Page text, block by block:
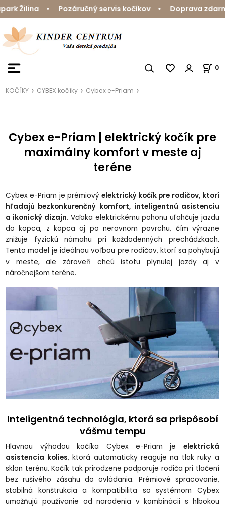
Žilina • Pozáručný servis kočíkov • Doprava
0
KOČÍKY CYBEX kočíky Cybex e-Priam
Cybex e-Priam | elektrický kočík pre
maximálny komfort v meste aj
teréne
Cybex e-Priam je prémiový elektrický kočík pre rodičov, ktorí
hľadajú bezkonkurenčný komfort, inteligentnú asistenciu
a ikonický dizajn. Vďaka elektrickému pohonu uľahčuje jazdu
do kopca, z kopca aj po nerovnom povrchu, čím výrazne
znižuje fyzickú námahu pri každodenných prechádzkach.
Tento model je ideálnou voľbou pre rodičov, ktorí sa pohybujú
v meste, ale zároveň chcú istotu plynulej jazdy aj v
náročnejšom teréne.
Inteligentná technológia, ktorá sa prispôsobí
vášmu tempu
Hlavnou výhodou kočíka Cybex e-Priam je elektrická
asistencia kolies, ktorá automaticky reaguje na tlak ruky a
sklon terénu. Kočík tak prirodzene podporuje rodiča pri tlačení
bez rušivého zásahu do ovládania. Prémiové spracovanie,
stabilná konštrukcia a kompatibilita so systémom Cybex
umožňujú používanie od narodenia v kombinácii s hlbokou